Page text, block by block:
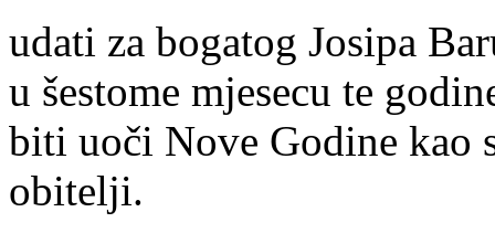
udati za bogatog Josipa
u šestome mjesecu te
biti uoči Nove Godine kao
obitelji.